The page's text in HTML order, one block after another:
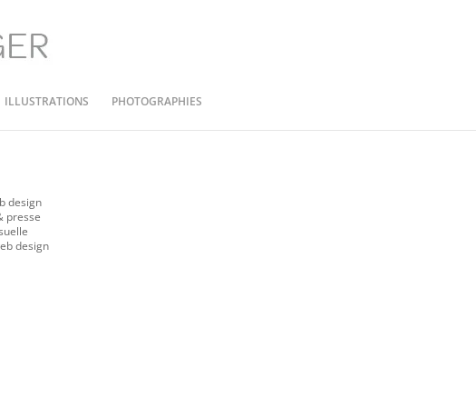
ILLUSTRATIONS PHOTOGRAPHIES
design
presse
design